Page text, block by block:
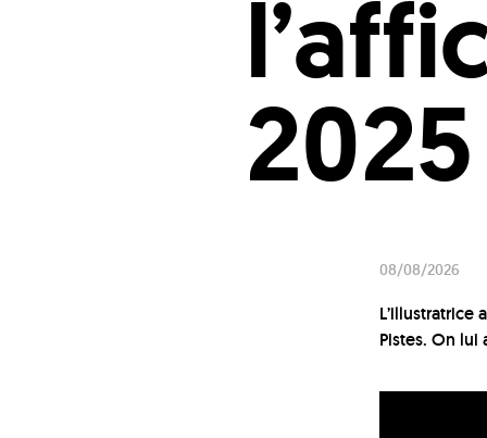
2025
08/08/2026
L’illustratrice
Pistes. On